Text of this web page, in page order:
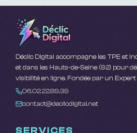
Déclic Digital accompagne les TPE et
et dans les Hauts-de-Seine (92) pour
visibilité en ligne. Fondée par un
06.02.22.89.39
contact@declicdigital.net
SERVICES